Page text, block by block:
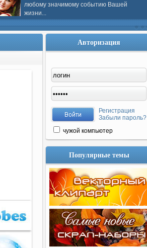
любому значимому событию Вашей
жизни...
Авторизация
Регистрация
Забыли пароль?
чужой компьютер
Популярные темы